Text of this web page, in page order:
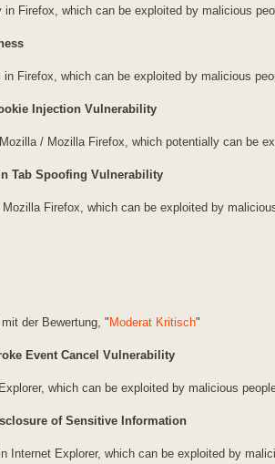
Firefox, which can be exploited by malicious
Firefox, which can be exploited by malicious
Injection Vulnerability
/ Mozilla Firefox, which potentially can be
Tab Spoofing Vulnerability
Firefox, which can be exploited by
der Bewertung, "Moderat Kritisch"
Event Cancel Vulnerability
which can be exploited by malicious
of Sensitive Information
Internet Explorer, which can be exploited by